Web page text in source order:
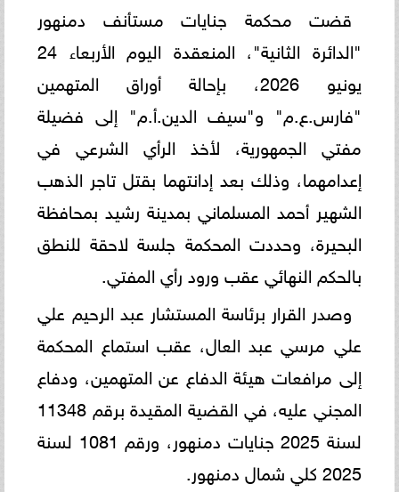
قضت محكمة جنايات مستأنف دمنهور
"الدائرة الثانية"، المنعقدة اليوم الأربعاء 24
يونيو 2026، بإحالة أوراق المتهمين
"فارس.ع.م" و"سيف الدين.أ.م" إلى فضيلة
مفتي الجمهورية، لأخذ الرأي الشرعي في
إعدامهما، وذلك بعد إدانتهما بقتل تاجر الذهب
الشهير أحمد المسلماني بمدينة رشيد بمحافظة
البحيرة، وحددت المحكمة جلسة لاحقة للنطق
بالحكم النهائي عقب ورود رأي المفتي.
وصدر القرار برئاسة المستشار عبد الرحيم علي
علي مرسي عبد العال، عقب استماع المحكمة
إلى مرافعات هيئة الدفاع عن المتهمين، ودفاع
المجني عليه، في القضية المقيدة برقم 11348
لسنة 2025 جنايات دمنهور، ورقم 1081 لسنة
2025 كلي شمال دمنهور.